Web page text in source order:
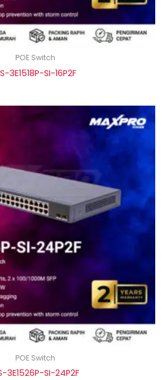
POE Switch
3E1518P-SI-16P2F
POE Switch
3E1526P-SI-24P2F